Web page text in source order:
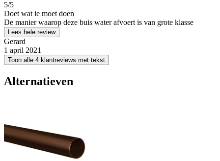
5/5
Doet wat ie moet doen
De manier waarop deze buis water afvoert is van grote klasse
Lees hele review
Gerard
1 april 2021
Toon alle 4 klantreviews met tekst
Alternatieven